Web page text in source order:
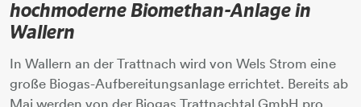
hochmoderne Biomethan-Anlage in
Wallern
In Wallern an der Trattnach wird von Wels Strom eine
große Biogas-Aufbereitungsanlage errichtet. Bereits ab
Mai werden von der Biogas Trattnachtal GmbH pro